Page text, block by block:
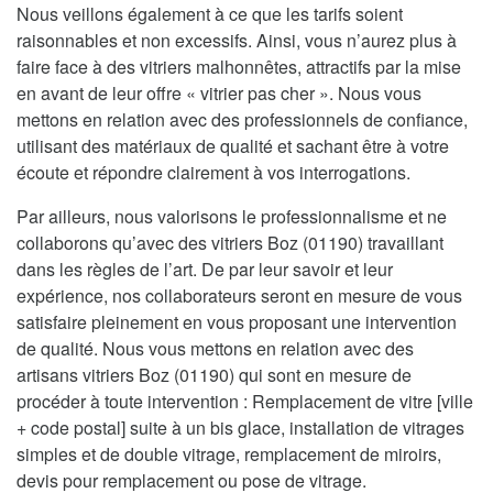
Nous veillons également à ce que les tarifs soient
raisonnables et non excessifs. Ainsi, vous n’aurez plus à
faire face à des vitriers malhonnêtes, attractifs par la mise
en avant de leur offre « vitrier pas cher ». Nous vous
mettons en relation avec des professionnels de confiance,
utilisant des matériaux de qualité et sachant être à votre
écoute et répondre clairement à vos interrogations.
Par ailleurs, nous valorisons le professionnalisme et ne
collaborons qu’avec des vitriers Boz (01190) travaillant
dans les règles de l’art. De par leur savoir et leur
expérience, nos collaborateurs seront en mesure de vous
satisfaire pleinement en vous proposant une intervention
de qualité. Nous vous mettons en relation avec des
artisans vitriers Boz (01190) qui sont en mesure de
procéder à toute intervention : Remplacement de vitre [ville
+ code postal] suite à un bis glace, installation de vitrages
simples et de double vitrage, remplacement de miroirs,
devis pour remplacement ou pose de vitrage.